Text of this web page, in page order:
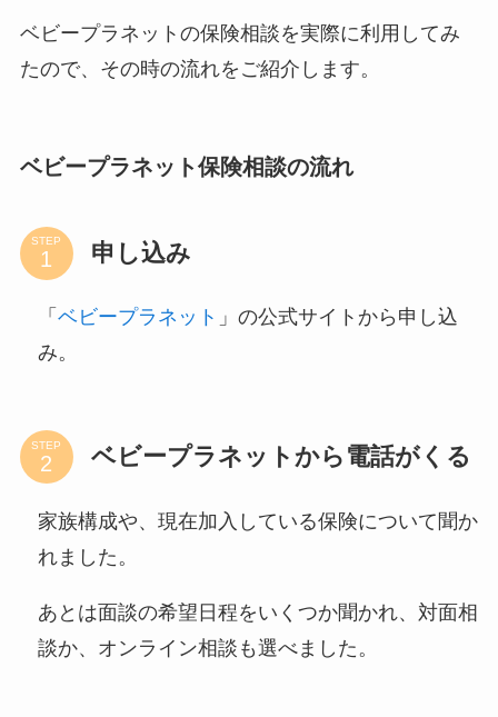
ベビープラネットの保険相談を実際に利用してみ
たので、その時の流れをご紹介します。
ベビープラネット保険相談の流れ
STEP 申し込み
「 ベビープラネット 」の公式サイトから申し込
み。
STEP ベビープラネットから電話がくる
家族構成や、現在加入している保険について聞か
れました。
あとは面談の希望日程をいくつか聞かれ、対面相
談か、オンライン相談も選べました。